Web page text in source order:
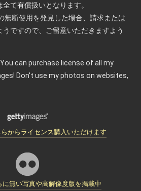
て有償扱いとなります。
無断使用を発見した場合、請求または
ですので、ご留意いただきますよう
can purchase license of all my
Don't use my photos on websites,
からライセンス購入いただけます
無い写真や高解像度版を掲載中